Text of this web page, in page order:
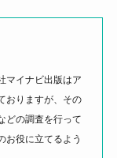
マイナビ出版はア
おりますが、その
どの調査を行って
お役に立てるよう